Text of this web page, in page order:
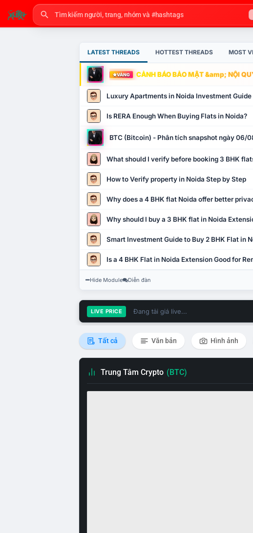
LATEST THREADS HOTTEST THREADS MOST
VÀNG CẢNH BÁO BẢO MẬT &amp; NỘI
Luxury Apartments in Noida Investment Guide
Is RERA Enough When Buying Flats in Noida?
BTC (Bitcoin) - Phân tích snapshot ngày 06/
What should I verify before booking 3 BHK
How to Verify property in Noida Step by Step
Why does a 4 BHK flat Noida offer better
Why should I buy a 3 BHK flat in Noida
Smart Investment Guide to Buy 2 BHK Flat in
Is a 4 BHK Flat in Noida Extension Good for
Hide Module Diễn đàn
LIVE PRICE Đang tải giá live...
Tất cả Văn bản Hình ảnh
Trung Tâm Crypto (BTC)